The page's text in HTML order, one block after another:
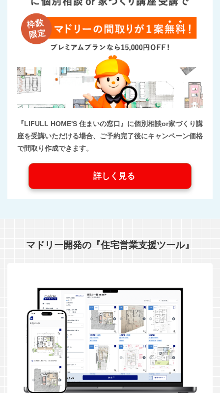
『LIFULL HOME'S 住まいの窓口』に個別相談or家づくり講
座を受講いただける場合、ご予約完了後にキャンペーン価格
で間取り作成できます。
詳しく見る
マドリー開発の『住宅営業支援ツール』